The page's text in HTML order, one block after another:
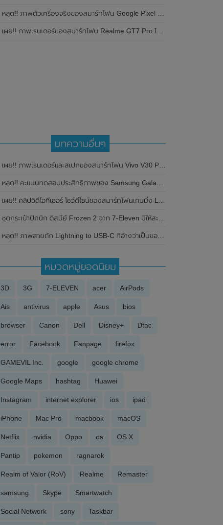
หลุด!! ภาพตัวเครื่องจริงของสมาร์ทโฟน Google Pixel 9a โชว์ดีไซน์ใหม่ กล้องหลังแบนราบ ไม่มีกรอบของกล้องแล้ว
เผย!! ภาพเรนเดอร์ของสมาร์ทโฟน Realme GT7 Pro โชว์ให้เห็นดีไซน์ใหม่ พร้อมเผยรายละเอียดสเปกที่สำคัญบางส่วน
บทความอื่นๆ
เผย!! ภาพเรนเดอร์และสเปกของสมาร์ทโฟน Vivo V30 Pro เวอร์ชั่น Global วางขายทั่วโลก ก่อนเปิดตัวในเร็วๆนี้
หลุด!! คะแนนทดสอบประสิทธิภาพของ Samsung Galaxy S21 บนซิปเซ็ต Enynos 1000 รุ่นล่าสุด จาก Geekbench
เผย!! คลิปวิดีโอทีเซอร์ โชว์ดีไซน์ของสมาร์ทโฟนเกมมิ่ง Lenovo Legion Y90 อย่างเป็นทางการ
ชุดกระเป๋าปิกนิก ดิสนีย์ Frozen 2 จาก 7-Eleven มีให้สะสมด้วยกัน 2 แบบ
หลุด!! ภาพสายถัก Lightning to USB-C ที่อ้างว่าเป็นของ iPhone 12 โชว์ให้เห็นกันแบบชัดๆ
หมวดหมู่ยอดนิยม
3D 3G 7-ELEVEN acer AirPods
Ais antivirus apple Asus bios
browser Canon Dell Disney+ Dtac
error Facebook Fanpage firefox
GAMEVIL Inc. google google chrome
Google Maps hashtag Huawei
Instagram internet explorer ios ipad
iPhone Mac Pro macbook macOS
Netflix nvidia Oppo os OS X
Pantip pokemon ragnarok
Realm of Valor (RoV) Realme Remaster
samsung Skype Smartwatch
Social Network sony Taskbar